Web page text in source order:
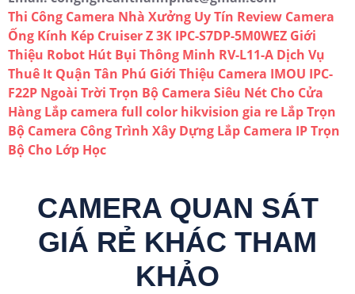
Thi Công Camera Nhà Xưởng Uy Tín Review Camera
Ống Kính Kép Cruiser Z 3K IPC-S7DP-5M0WEZ Giới
Thiệu Robot Hút Bụi Thông Minh RV-L11-A Dịch Vụ
Thuê It Quận Tân Phú Giới Thiệu Camera IMOU IPC-
F22P Ngoài Trời Trọn Bộ Camera Siêu Nét Cho Cửa
Hàng Lắp camera full color hikvision gia re Lắp Trọn
Bộ Camera Công Trình Xây Dựng Lắp Camera IP Trọn
Bộ Cho Lớp Học
CAMERA QUAN SÁT
GIÁ RẺ KHÁC THAM
KHẢO